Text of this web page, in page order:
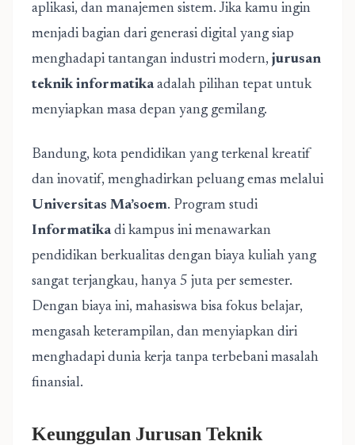
aplikasi, dan manajemen sistem. Jika kamu ingin
menjadi bagian dari generasi digital yang siap
menghadapi tantangan industri modern, jurusan
teknik informatikaadalah pilihan tepat untuk
menyiapkan masa depan yang gemilang.
Bandung, kota pendidikan yang terkenal kreatif
dan inovatif, menghadirkan peluang emas melalui
Universitas Ma’soem. Program studi
Informatikadi kampus ini menawarkan
pendidikan berkualitas dengan biaya kuliah yang
sangat terjangkau, hanya 5 juta per semester.
Dengan biaya ini, mahasiswa bisa fokus belajar,
mengasah keterampilan, dan menyiapkan diri
menghadapi dunia kerja tanpa terbebani masalah
finansial.
Keunggulan Jurusan Teknik